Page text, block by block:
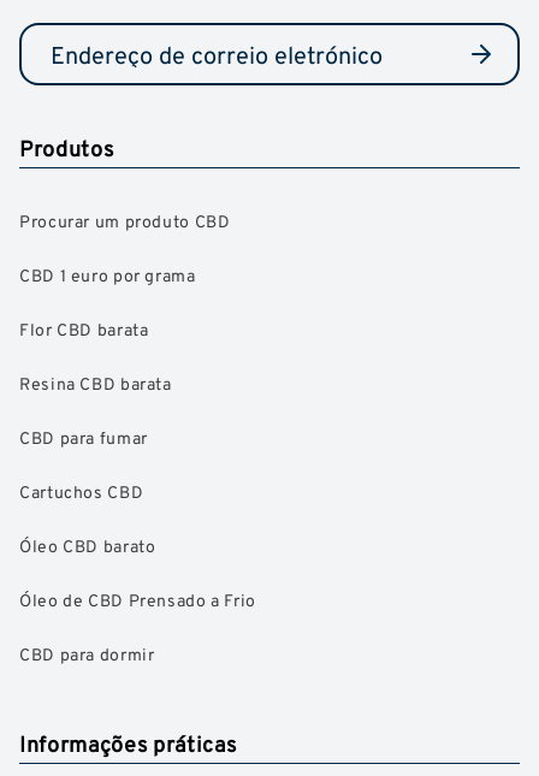
Produtos
Procurar um produto CBD
CBD 1 euro por grama
Flor CBD barata
Resina CBD barata
CBD para fumar
Cartuchos CBD
Óleo CBD barato
Óleo de CBD Prensado a Frio
CBD para dormir
Informações práticas